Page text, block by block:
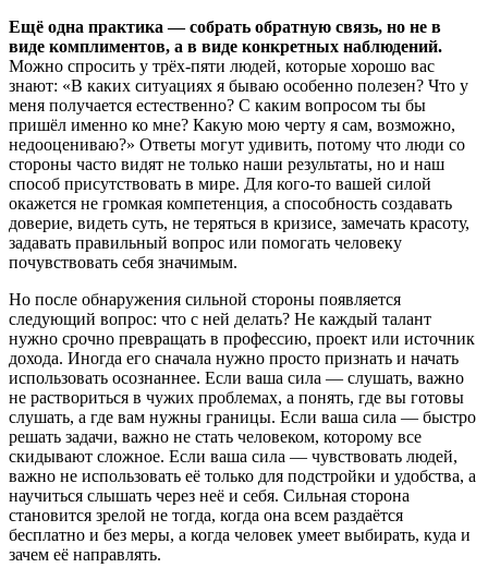
Ещё одна практика — собрать обратную связь, но не в
виде комплиментов, а в виде конкретных наблюдений.
Можно спросить у трёх-пяти людей, которые хорошо вас
знают: «В каких ситуациях я бываю особенно полезен? Что у
меня получается естественно? С каким вопросом ты бы
пришёл именно ко мне? Какую мою черту я сам, возможно,
недооцениваю?» Ответы могут удивить, потому что люди со
стороны часто видят не только наши результаты, но и наш
способ присутствовать в мире. Для кого-то вашей силой
окажется не громкая компетенция, а способность создавать
доверие, видеть суть, не теряться в кризисе, замечать красоту,
задавать правильный вопрос или помогать человеку
почувствовать себя значимым.
Но после обнаружения сильной стороны появляется
следующий вопрос: что с ней делать? Не каждый талант
нужно срочно превращать в профессию, проект или источник
дохода. Иногда его сначала нужно просто признать и начать
использовать осознаннее. Если ваша сила — слушать, важно
не раствориться в чужих проблемах, а понять, где вы готовы
слушать, а где вам нужны границы. Если ваша сила — быстро
решать задачи, важно не стать человеком, которому все
скидывают сложное. Если ваша сила — чувствовать людей,
важно не использовать её только для подстройки и удобства, а
научиться слышать через неё и себя. Сильная сторона
становится зрелой не тогда, когда она всем раздаётся
бесплатно и без меры, а когда человек умеет выбирать, куда и
зачем её направлять.